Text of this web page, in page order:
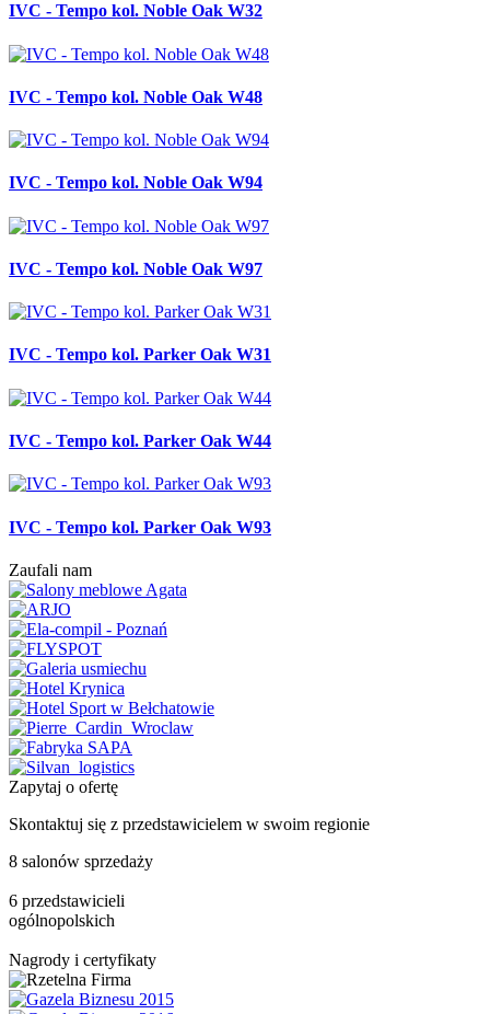
IVC - Tempo kol. Noble Oak W32
IVC - Tempo kol. Noble Oak W48
IVC - Tempo kol. Noble Oak W94
IVC - Tempo kol. Noble Oak W97
IVC - Tempo kol. Parker Oak W31
IVC - Tempo kol. Parker Oak W44
IVC - Tempo kol. Parker Oak W93
Zaufali nam
Zapytaj o ofertę
Skontaktuj się z przedstawicielem w swoim regionie
8 salonów sprzedaży
6 przedstawicieli
ogólnopolskich
Nagrody i certyfikaty